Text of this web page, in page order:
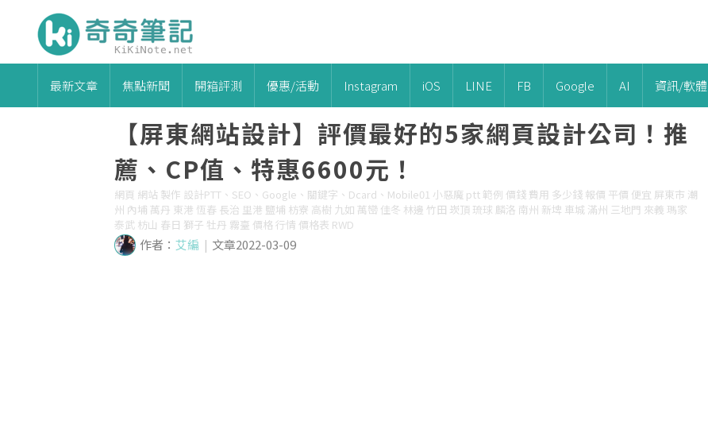
最新文章 焦點新聞 開箱評測 優惠/活動 Instagram iOS LINE FB Google AI 資訊/軟體
【屏東網站設計】評價最好的5家網頁設計公司！推
薦、CP值、特惠6600元！
網頁 網站 製作 設計PTT、SEO、Google、關鍵字、Dcard、Mobile01 小惡魔 ptt 範例 價錢 費用 多少錢 報價 平價 便宜 屏東市 潮
州 內埔 萬丹 東港 恆春 長治 里港 鹽埔 枋寮 高樹 九如 萬巒 佳冬 林邊 竹田 崁頂 琉球 麟洛 南州 新埤 車城 滿州 三地門 來義 瑪家
泰武 枋山 春日 獅子 牡丹 霧臺 價格 行情 價格表 RWD
作者： 艾編 | 文章2022-03-09